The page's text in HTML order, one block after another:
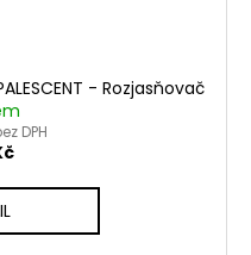
- Rozjasňovač
DPH